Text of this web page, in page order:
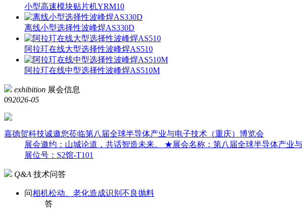
小型高速模块贴片机YRM10
离线小型选择性波峰焊AS330D
阿拉玎在线大型选择性波峰焊AS510
阿拉玎在线中型选择性波峰焊AS510M
exhibition 展会信息
092026-05
嘉德贺科技诚邀您莅临第八届全球半导体产业与电子技术（重庆）博览会
展会邀约：山城论道，共话智造未来。 ★展会名称：第八届全球半导体产
展位号：S2馆-T101
Q&A 技术问答
问相机松动、老化造成识别不良抛料
答